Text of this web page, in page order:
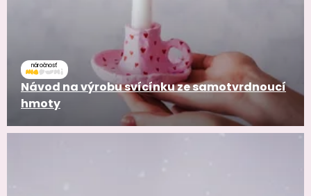
náročnosť
Návod na výrobu svícínku ze samotvrdnoucí
hmoty